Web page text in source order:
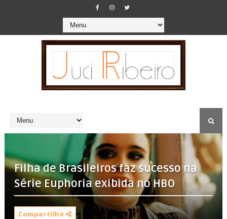
Filha de Brasileiros faz sucesso na
Série Euphoria exibida no HBO
Compartilhe